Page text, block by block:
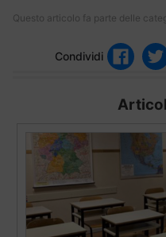
Questo articolo fa parte delle
Condividi